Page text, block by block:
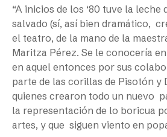
“A inicios de los ‘80 tuve la leche
salvado (sí, así bien dramático,
el teatro, de la mano de la
Maritza Pérez. Se le conocería
en aquel entonces por sus
parte de las corillas de Pisotón y
quienes crearon todo un nuevo
la representación de lo boricua
artes, y que siguen viento en